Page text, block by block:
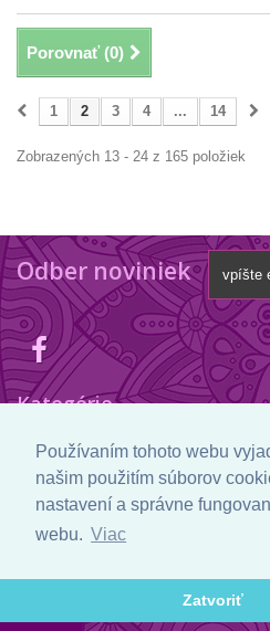
Používaním tohoto webu
našim použitím súborov
nastavení a správne
webu. Viac
Zatvoriť
Porovnať (0)
1 2 3 4 ... 14
Zobrazených 13 - 24 z 165 položiek
Odber noviniek
Kategórie
Informácie
Informácie o obchode